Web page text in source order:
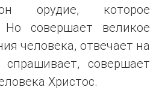
орудие, которое
Но совершает великое
человека, отвечает на
совершает
Христос.